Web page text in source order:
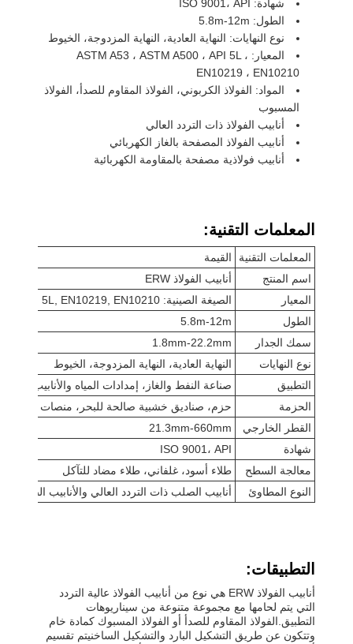
شهادة: ISO 9001، API
الطول: 5.8m-12m
نوع النهايات: النهاية العادية، النهاية المزدوجة، الخيوط
المعيار: ASTM A53 ، ASTM A500 ، API 5L ،
EN10219 ، EN10210
المواد: الفولاذ الكربوني، الفولاذ المقاوم للصدأ، الفولاذ
المسبوب
أنابيب الفولاذ ذات التردد العالي
أنابيب الفولاذ المصفحة بالغاز الكهربائي
أنابيب فولاذية مصفحة بالمقاومة الكهربائية
المعلمات التقنية:
المعلمات التقنية
القيمة
اسم المنتج
أنابيب الفولاذ ERW
المعيار
الصيغة الصينية: ASTM A53, ASTM A500, API 5L, EN10219, EN10210
الطول
5.8m-12m
سمك الجدار
1.8mm-22.2mm
نوع النهايات
النهاية العادية، النهاية المزدوجة، الخيوط
التطبيق
صناعة النفط والغاز، إمدادات المياه والأنابيب،
الحزمة
حزم، صناديق خشبية صالحة للبحر، منصات خشبية
القطر الخارجي
21.3mm-660mm
شهادة
ISO 9001، API
معالجة السطح
طلاء أسود، غلفاني، طلاء مضاد للتآكل
النوع المطاوئ
أنابيب الصلب ذات التردد العالي والأنابيب الصلبة
التطبيقات:
أنابيب الفولاذ ERW هي نوع من أنابيب الفولاذ عالية التردد
التي يتم لحامها مع مجموعة متنوعة من سيناريوهات
التطبيق.الفولاذ المقاوم للصدأ أو الفولاذ المسبوك كمادة خام
وتتكون عن طريق التشكيل البارد والتشكيل الساخنيتم تقسيم